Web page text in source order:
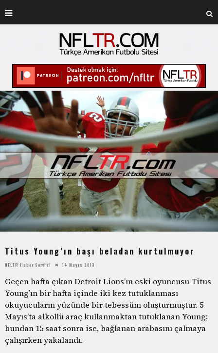
Titus Young’ın başı beladan kurtulmuyor
NFLTR Haber Servisi 14 Mayıs 2013
Geçen hafta çıkan Detroit Lions’ın eski oyuncusu Titus
Young’ın bir hafta içinde iki kez tutuklanması
okuyucuların yüzünde bir tebessüm oluşturmuştur. 5
Mayıs’ta alkollü araç kullanmaktan tutuklanan Young;
bundan 15 saat sonra ise, bağlanan arabasını çalmaya
çalışırken yakalandı.